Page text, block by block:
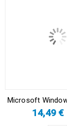
Microsoft
14,49€